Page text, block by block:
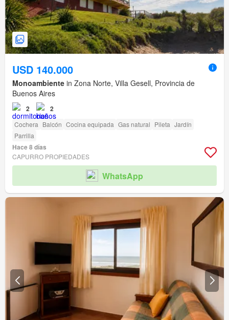
USD 140.000
Monoambiente in Zona Norte, Villa Gesell, Provincia de
Buenos Aires
2 2
Cochera Balcón Cocina equipada Gas natural Pileta Jardín
Parrilla
Hace 8 días
CAPURRO PROPIEDADES
WhatsApp